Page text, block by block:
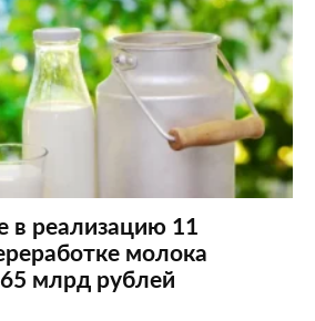
в реализацию 11
молока
млрд рублей